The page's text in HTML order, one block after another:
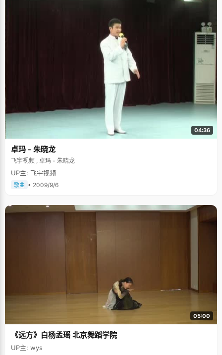
04:36
卓玛 - 朱晓龙
飞宇视频 , 卓玛 - 朱晓龙
UP主: 飞宇视频
歌曲 • 2009/9/6
05:00
《远方》白杨孟瑶 北京舞蹈学院
UP主: wys